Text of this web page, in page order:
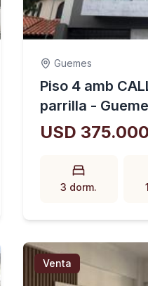
Guemes
Piso 4 amb
parrilla -
USD 375.000
3 dorm.
Venta